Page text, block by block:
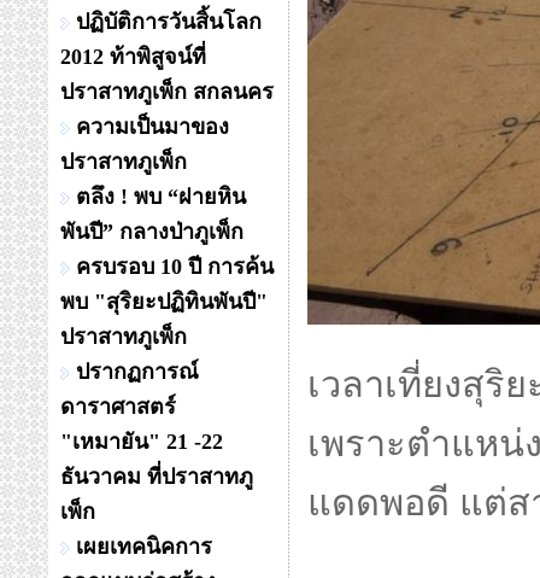
ปฏิบัติการวันสิ้นโลก
2012 ท้าพิสูจน์ที่
ปราสาทภูเพ็ก สกลนคร
ความเป็นมาของ
ปราสาทภูเพ็ก
ตลึง ! พบ “ฝายหิน
พันปี” กลางป่าภูเพ็ก
ครบรอบ 10 ปี การค้น
พบ "สุริยะปฏิทินพันปี"
ปราสาทภูเพ็ก
ปรากฏการณ์
ดาราศาสตร์
"เหมายัน" 21 -22
ธันวาคม ที่ปราสาทภู
เพ็ก
เผยเทคนิคการ
เวลาเที่ยงสุริ
เพราะตำแหน่
แดดพอดี แต่ส